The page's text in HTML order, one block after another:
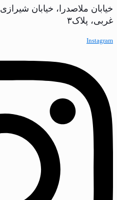
خیابان ملاصدرا، خیابان
غربی، پلاک‌۳
Instagram